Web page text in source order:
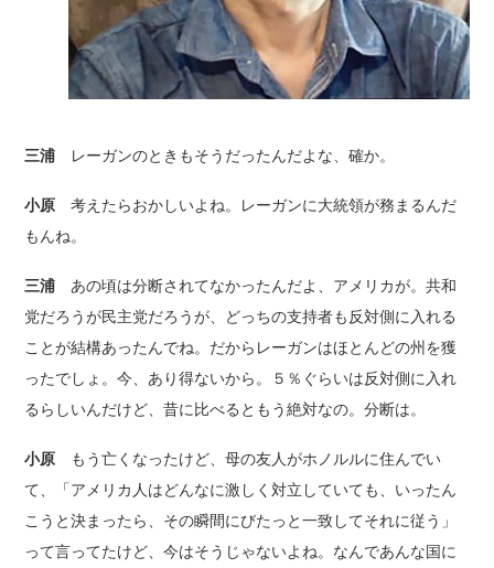
三浦 レーガンのときもそうだったんだよな、確か。
小原考えたらおかしいよね。レーガンに大統領が務まるんだ
もんね。
三浦あの頃は分断されてなかったんだよ、アメリカが。共和
党だろうが民主党だろうが、どっちの支持者も反対側に入れる
ことが結構あったんでね。だからレーガンはほとんどの州を獲
ったでしょ。今、あり得ないから。５％ぐらいは反対側に入れ
るらしいんだけど、昔に比べるともう絶対なの。分断は。
小原 もう亡くなったけど、母の友人がホノルルに住んでい
て、「アメリカ人はどんなに激しく対立していても、いったん
こうと決まったら、その瞬間にびたっと一致してそれに従う」
って言ってたけど、今はそうじゃないよね。なんであんな国に